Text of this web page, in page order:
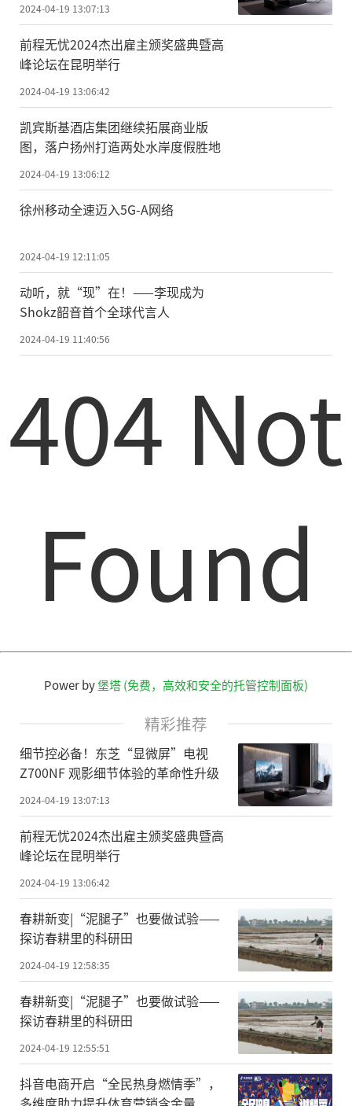
2024-04-19 13:07:13
前程无忧2024杰出雇主颁奖盛典暨高
峰论坛在昆明举行
2024-04-19 13:06:42
凯宾斯基酒店集团继续拓展商业版
图，落户扬州打造两处水岸度假胜地
2024-04-19 13:06:12
徐州移动全速迈入5G-A网络
2024-04-19 12:11:05
动听，就“现”在！——李现成为
Shokz韶音首个全球代言人
2024-04-19 11:40:56
404 Not
Found
Power by堡塔 (免费，高效和安全的托管控制面板)
精彩推荐
细节控必备！东芝“显微屏”电视
Z700NF 观影细节体验的革命性升级
2024-04-19 13:07:13
前程无忧2024杰出雇主颁奖盛典暨高
峰论坛在昆明举行
2024-04-19 13:06:42
春耕新变|“泥腿子”也要做试验——
探访春耕里的科研田
2024-04-19 12:58:35
春耕新变|“泥腿子”也要做试验——
探访春耕里的科研田
2024-04-19 12:55:51
抖音电商开启“全民热身燃情季”，